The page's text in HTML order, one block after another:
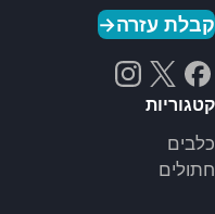
קבלת עזרה→
קטגוריות
כלבים
חתולים